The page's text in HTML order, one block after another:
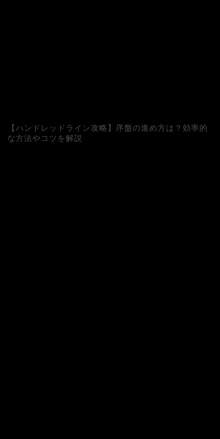
【ハンドレッドライン攻略】序盤の進め方は？効率的
な方法やコツを解説